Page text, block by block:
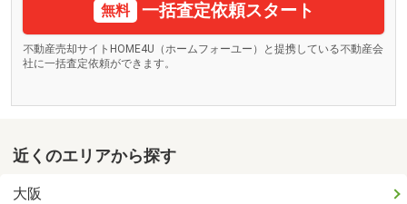
無料 一括査定依頼スタート
不動産売却サイトHOME4U（ホームフォーユー）と提携している不動産会
社に一括査定依頼ができます。
近くのエリアから探す
大阪